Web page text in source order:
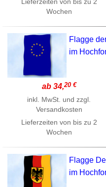
Wochen
Flagge
im
ab 34,20 €
inkl. MwSt. und zzgl.
Versandkosten
Lieferzeiten von bis zu 2
Wochen
Flagge
im